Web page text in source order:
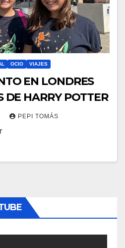
OCIO VIAJES
EN LONDRES
DE HARRY POTTER
PEPI TOMÁS